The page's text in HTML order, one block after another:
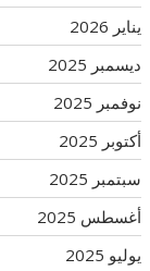
يناير 2026
ديسمبر 2025
نوفمبر 2025
أكتوبر 2025
سبتمبر 2025
أغسطس 2025
يوليو 2025